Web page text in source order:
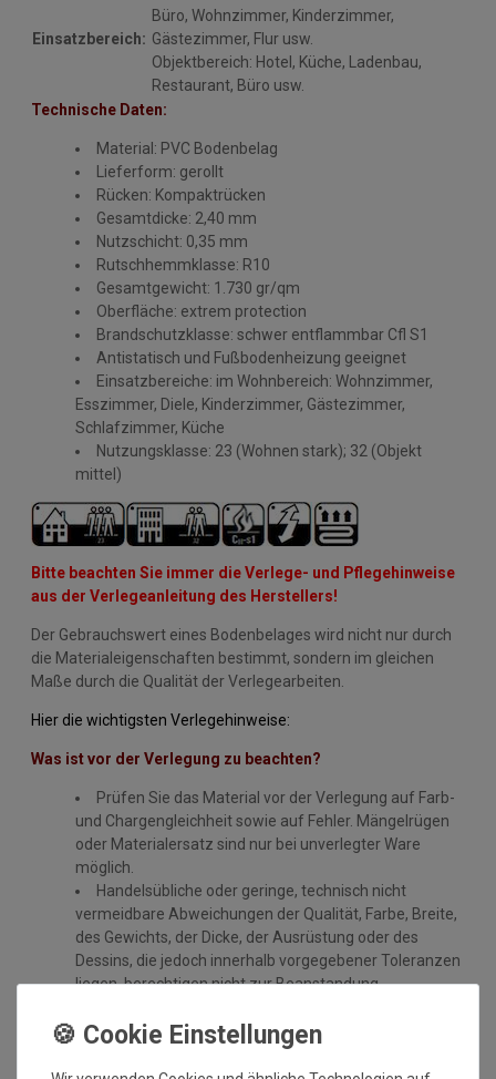
Einsatzbereich:
Büro, Wohnzimmer, Kinderzimmer,
Gästezimmer, Flur usw.
Objektbereich: Hotel, Küche, Ladenbau,
Restaurant, Büro usw.
Technische Daten:
Material: PVC Bodenbelag
Lieferform: gerollt
Rücken: Kompaktrücken
Gesamtdicke: 2,40 mm
Nutzschicht: 0,35 mm
Rutschhemmklasse: R10
Gesamtgewicht: 1.730 gr/qm
Oberfläche: extrem protection
Brandschutzklasse: schwer entflammbar Cfl S1
Antistatisch und Fußbodenheizung geeignet
Einsatzbereiche: im Wohnbereich: Wohnzimmer,
Esszimmer, Diele, Kinderzimmer, Gästezimmer,
Schlafzimmer, Küche
Nutzungsklasse: 23 (Wohnen stark); 32 (Objekt
mittel)
Bitte beachten Sie immer die Verlege- und Pflegehinweise
aus der Verlegeanleitung des Herstellers!
Der Gebrauchswert eines Bodenbelages wird nicht nur durch
die Materialeigenschaften bestimmt, sondern im gleichen
Maße durch die Qualität der Verlegearbeiten.
Hier die wichtigsten Verlegehinweise:
Was ist vor der Verlegung zu beachten?
Prüfen Sie das Material vor der Verlegung auf Farb-
und Chargengleichheit sowie auf Fehler. Mängelrügen
oder Materialersatz sind nur bei unverlegter Ware
möglich.
Handelsübliche oder geringe, technisch nicht
vermeidbare Abweichungen der Qualität, Farbe, Breite,
des Gewichts, der Dicke, der Ausrüstung oder des
Dessins, die jedoch innerhalb vorgegebener Toleranzen
liegen, berechtigen nicht zur Beanstandung.
völlig normal. Sonderzuschnitte sind vom
Umtausch/Rückgabe ausgeschlossen.